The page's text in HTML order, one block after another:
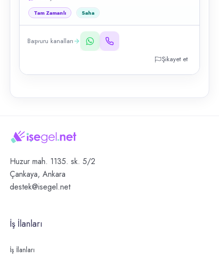
Tam Zamanlı Saha
Başvuru kanalları
Şikayet et
Huzur mah. 1135. sk. 5/2
Çankaya, Ankara
destek@isegel.net
İş İlanları
İş İlanları